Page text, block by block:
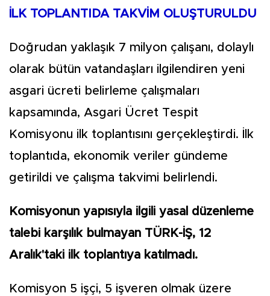
İLK TOPLANTIDA TAKVİM OLUŞTURULDU
Doğrudan yaklaşık 7 milyon çalışanı, dolaylı
olarak bütün vatandaşları ilgilendiren yeni
asgari ücreti belirleme çalışmaları
kapsamında, Asgari Ücret Tespit
Komisyonu ilk toplantısını gerçekleştirdi. İlk
toplantıda, ekonomik veriler gündeme
getirildi ve çalışma takvimi belirlendi.
Komisyonun yapısıyla ilgili yasal düzenleme
talebi karşılık bulmayan TÜRK-İŞ, 12
Aralık'taki ilk toplantıya katılmadı.
Komisyon 5 işçi, 5 işveren olmak üzere